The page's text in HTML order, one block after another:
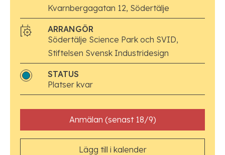
Kvarnbergagatan 12, Södertälje
ARRANGÖR
Södertälje Science Park och SVID,
Stiftelsen Svensk Industridesign
STATUS
Platser kvar
Anmälan (senast 18/9)
Lägg till i kalender